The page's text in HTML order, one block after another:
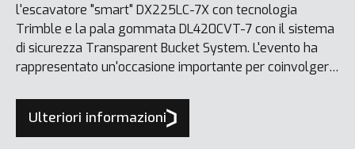
l'escavatore "smart" DX225LC-7X con tecnologia
Trimble e la pala gommata DL420CVT-7 con il sistema
di sicurezza Transparent Bucket System. L'evento ha
rappresentato un'occasione importante per coinvolgere
nuovi affari, inclusa la vendita di un escavatore
DX1000LC-7 da 100 tonnellate.
Ulteriori informazioni